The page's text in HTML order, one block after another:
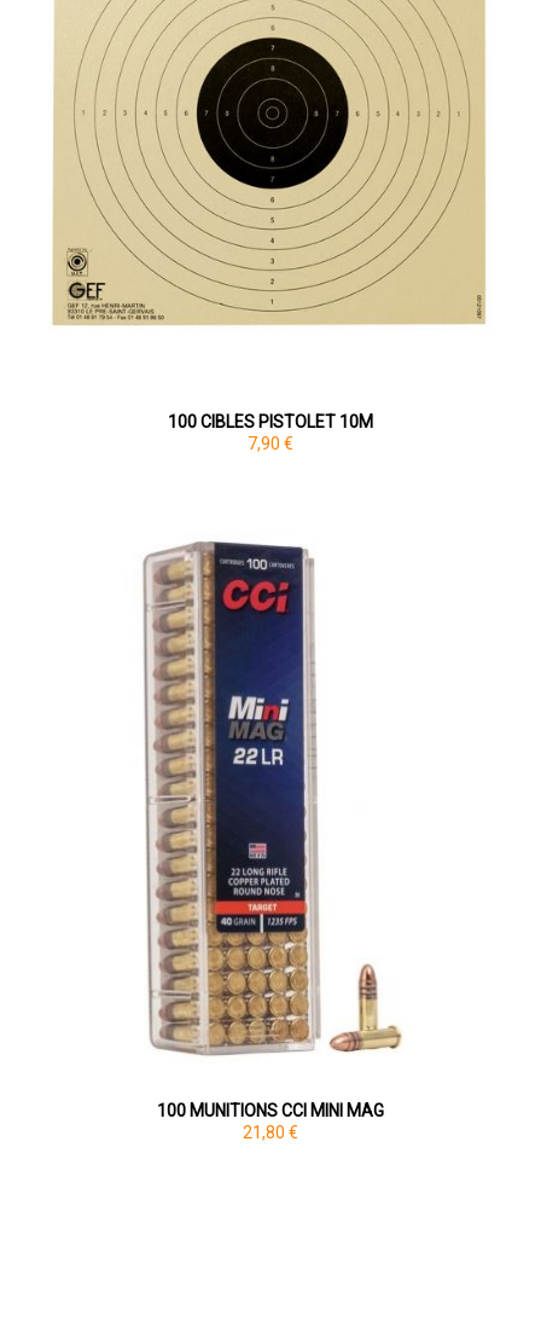
100 CIBLES PISTOLET 10M
7,90 €
100 MUNITIONS CCI MINI MAG
21,80 €